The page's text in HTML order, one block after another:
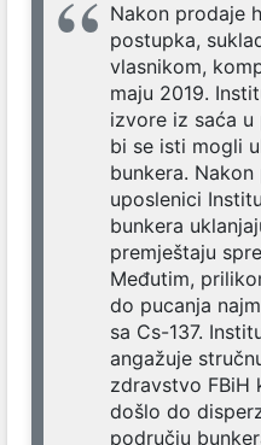
Nakon prodaje
postupka,
vlasnikom,
maju 2019.
izvore iz saća u
bi se isti mogli
bunkera.
uposlenici
bunkera
premještaju
Međutim,
do pucanja
sa Cs-137.
angažuje
zdravstvo FBiH
došlo do
području